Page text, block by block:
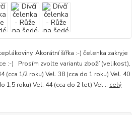
Akorátní šířka :-) čelenka zakryje
:-) Prosím zvolte variantu zboží (velikost),
1/2 roku) Vel. 38 (cca do 1 roku) Vel. 40
1,5 roku) Vel. 44 (cca do 2 let) Vel... celý